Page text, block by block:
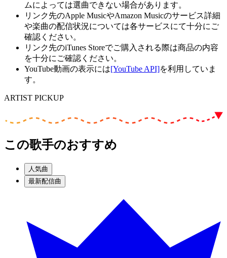
ムによっては選曲できない場合があります。
リンク先のApple MusicやAmazon Musicのサービス詳細
や楽曲の配信状況については各サービスにて十分にご
確認ください。
リンク先のiTunes Storeでご購入される際は商品の内容
を十分にご確認ください。
YouTube動画の表示には[YouTube API]を利用していま
す。
ARTIST PICKUP
この歌手のおすすめ
人気曲
最新配信曲